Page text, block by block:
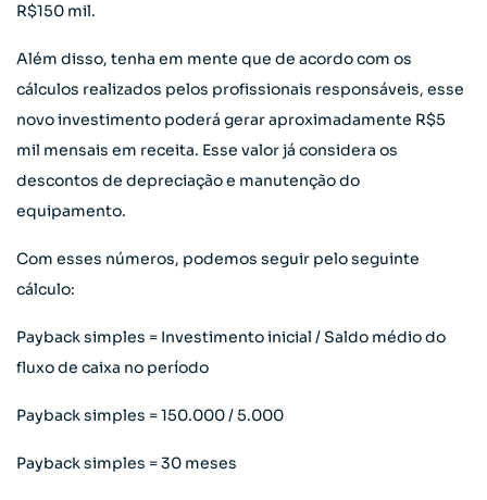
R$150 mil.
Além disso, tenha em mente que de acordo com os
cálculos realizados pelos profissionais responsáveis, esse
novo investimento poderá gerar aproximadamente R$5
mil mensais em receita. Esse valor já considera os
descontos de depreciação e manutenção do
equipamento.
Com esses números, podemos seguir pelo seguinte
cálculo:
Payback simples = Investimento inicial / Saldo médio do
fluxo de caixa no período
Payback simples = 150.000 / 5.000
Payback simples = 30 meses